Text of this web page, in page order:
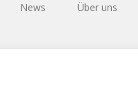
News Über uns